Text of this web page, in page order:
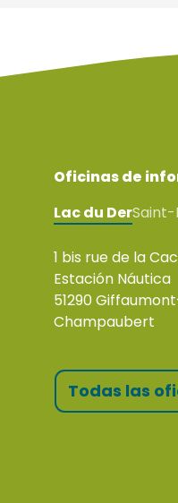
Oficinas de
Lac du DerSaint-
1 bis rue de la
Estación Náutica
51290
Champaubert
Todas las